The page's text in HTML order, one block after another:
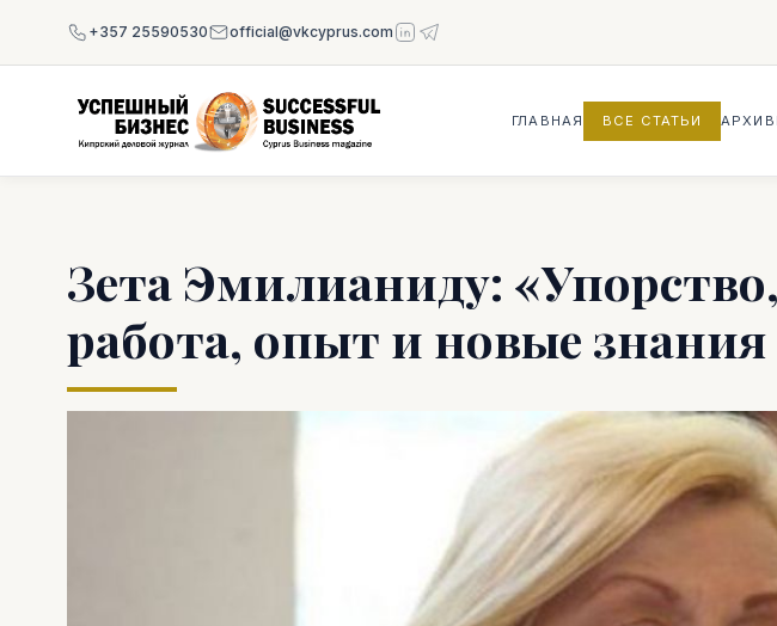
+357 25590530 official@vkcyprus.com
ГЛАВНАЯ ВСЕ СТАТЬИ АРХИВ
Зета Эмилианиду:
работа, опыт и новые знания